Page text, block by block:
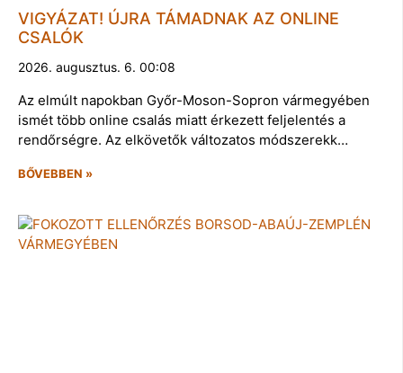
VIGYÁZAT! ÚJRA TÁMADNAK AZ ONLINE
CSALÓK
2026. augusztus. 6. 00:08
Az elmúlt napokban Győr-Moson-Sopron vármegyében
ismét több online csalás miatt érkezett feljelentés a
rendőrségre. Az elkövetők változatos módszerekk…
BŐVEBBEN »